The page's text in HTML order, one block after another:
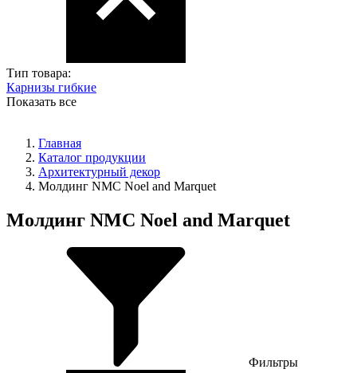
Тип товара:
Карнизы гибкие
Показать все
Главная
Каталог продукции
Архитектурный декор
Молдинг NMC Noel and Marquet
Молдинг NMC Noel and Marquet
Фильтры